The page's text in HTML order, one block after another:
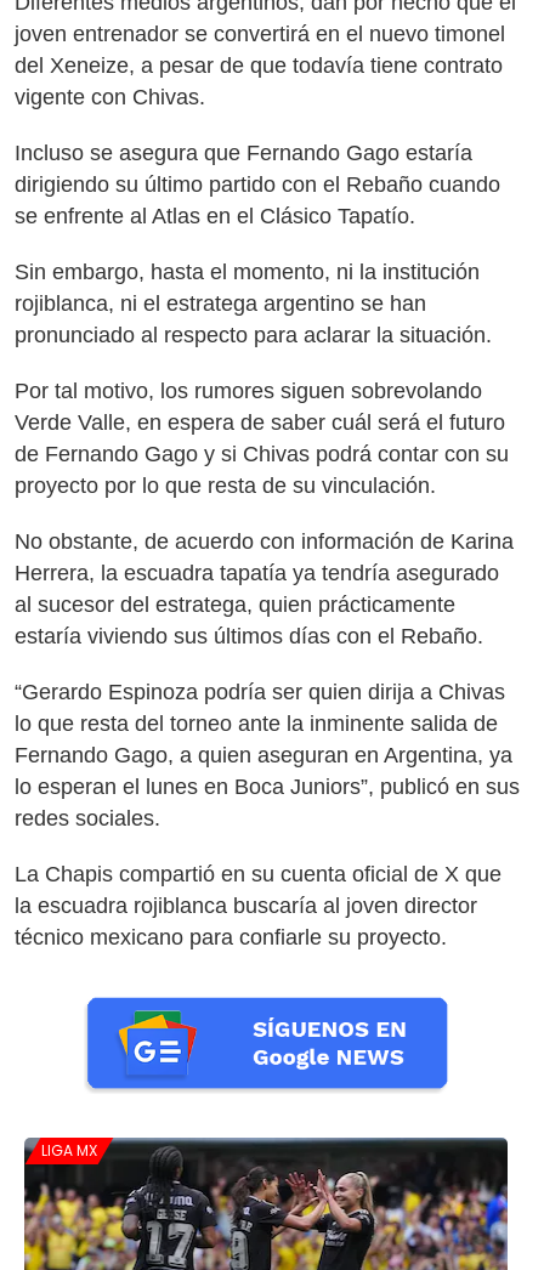
joven entrenador se convertirá en el nuevo timonel
del Xeneize, a pesar de que todavía tiene contrato
vigente con Chivas.
Incluso se asegura que Fernando Gago estaría
dirigiendo su último partido con el Rebaño cuando
se enfrente al Atlas en el Clásico Tapatío.
Sin embargo, hasta el momento, ni la institución
rojiblanca, ni el estratega argentino se han
pronunciado al respecto para aclarar la situación.
Por tal motivo, los rumores siguen sobrevolando
Verde Valle, en espera de saber cuál será el futuro
de Fernando Gago y si Chivas podrá contar con su
proyecto por lo que resta de su vinculación.
No obstante, de acuerdo con información de Karina
Herrera, la escuadra tapatía ya tendría asegurado
al sucesor del estratega, quien prácticamente
estaría viviendo sus últimos días con el Rebaño.
“Gerardo Espinoza podría ser quien dirija a Chivas
lo que resta del torneo ante la inminente salida de
Fernando Gago, a quien aseguran en Argentina, ya
lo esperan el lunes en Boca Juniors”, publicó en sus
redes sociales.
La Chapis compartió en su cuenta oficial de X que
la escuadra rojiblanca buscaría al joven director
técnico mexicano para confiarle su proyecto.
LIGA MX